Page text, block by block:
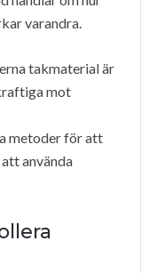
varandra.
takmaterial är
mot
metoder för att
använda